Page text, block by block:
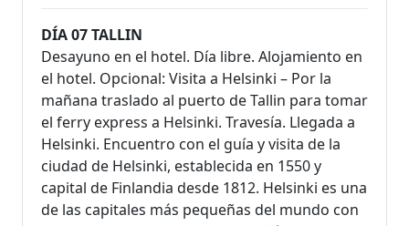
DÍA 07 TALLIN
Desayuno en el hotel. Día libre. Alojamiento en
el hotel. Opcional: Visita a Helsinki – Por la
mañana traslado al puerto de Tallin para tomar
el ferry express a Helsinki. Travesía. Llegada a
Helsinki. Encuentro con el guía y visita de la
ciudad de Helsinki, establecida en 1550 y
capital de Finlandia desde 1812. Helsinki es una
de las capitales más pequeñas del mundo con